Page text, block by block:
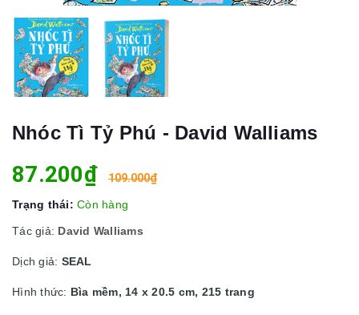
Nhóc Tì Tỷ Phú - David Walliams
87.200₫ 109.000₫
Trạng thái: Còn hàng
Tác giả: David Walliams
Dịch giả: SEAL
Hình thức: Bìa mềm, 14 x 20.5 cm, 215 trang